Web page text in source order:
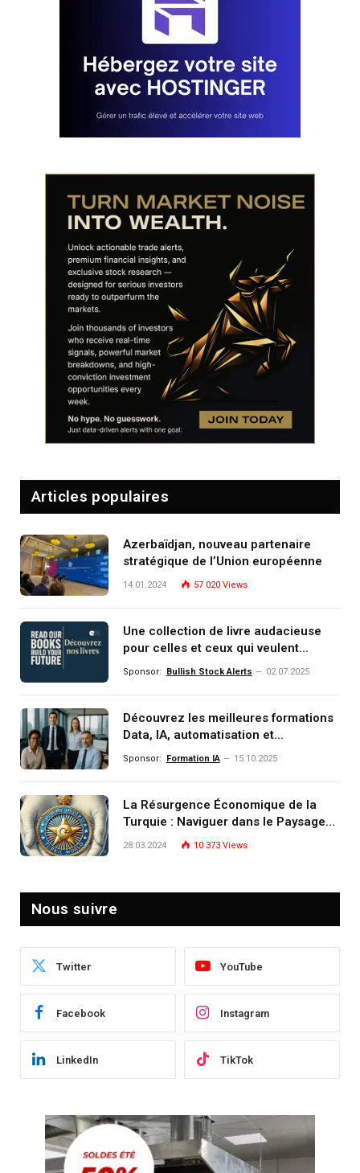
Articles populaires
Azerbaïdjan, nouveau partenaire
stratégique de l’Union européenne
14.01.2024 57 020 Views
Une collection de livre audacieuse
pour celles et ceux qui veulent
comprendre, investir et dominer le
Sponsor: Bullish Stock Alerts 02.07.2025
Découvrez les meilleures formations
Data, IA, automatisation et
investissement (gestion de
Sponsor: Formation IA 15.10.2025
La Résurgence Économique de la
Turquie : Naviguer dans le Paysage
Post-Crise
28.03.2024 10 373 Views
Nous suivre
Twitter YouTube
Facebook Instagram
LinkedIn TikTok